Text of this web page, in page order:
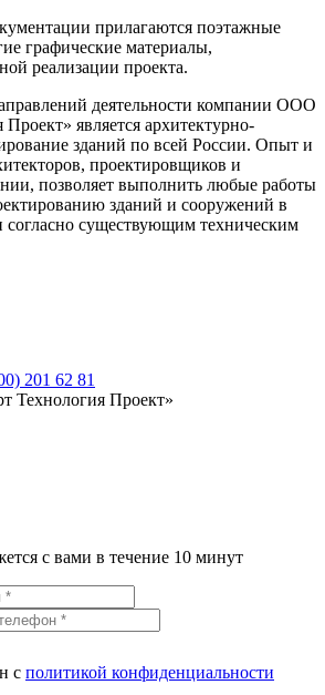
прилагаются поэтажные
графические материалы,
реализации проекта.
деятельности компании ООО
является архитектурно-
зданий по всей России. Опыт и
проектировщиков и
позволяет выполнить любые работы
зданий и сооружений в
согласно существующим техническим
201 62 81
Технология Проект»
с вами в течение 10 минут
с политикой конфиденциальности